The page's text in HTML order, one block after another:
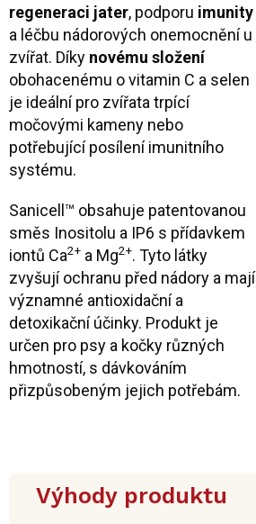
regeneraci jater, podporu imunity
a léčbu nádorových onemocnění u
zvířat. Díky novému složení
obohacenému o vitamin C a selen
je ideální pro zvířata trpící
močovými kameny nebo
potřebující posílení imunitního
systému.
Sanicell™ obsahuje patentovanou
směs Inositolu a IP6 s přídavkem
iontů Ca2+ a Mg2+. Tyto látky
zvyšují ochranu před nádory a mají
významné antioxidační a
detoxikační účinky. Produkt je
určen pro psy a kočky různých
hmotností, s dávkováním
přizpůsobeným jejich potřebám.
Výhody produktu